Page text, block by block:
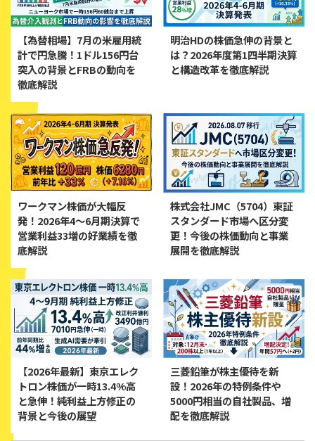
【為替相場】7月の米雇用統
計で円急騰！1ドル156円台
突入の背景とFRBの動向を
徹底解説
明治HDの株価急伸の背景と
は？2026年度第1四半期決算
と構造改革を徹底解説
ワークマン株価が大幅反
発！2026年4〜6月期決算で
営業利益33増の好業績を徹
底解説
株式会社JMC（5704）東証
スタンダード市場へ区分変
更！今後の株価動向と事業
展開を徹底解説
【2026年最新】東京エレク
トロン株価が一時13.4%高
と急伸！純利益上方修正の
背景と今後の展望
三菱鉛筆が株主優待を新
設！2026年の特例条件や
5000円相当の自社製品、増
配を徹底解説